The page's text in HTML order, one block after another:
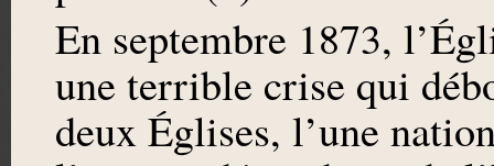
En septembre 1873,
une terrible crise qui
deux Églises, l’une